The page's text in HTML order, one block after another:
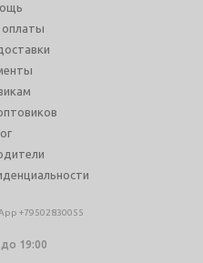
оплаты
+79502830055
до 19:00